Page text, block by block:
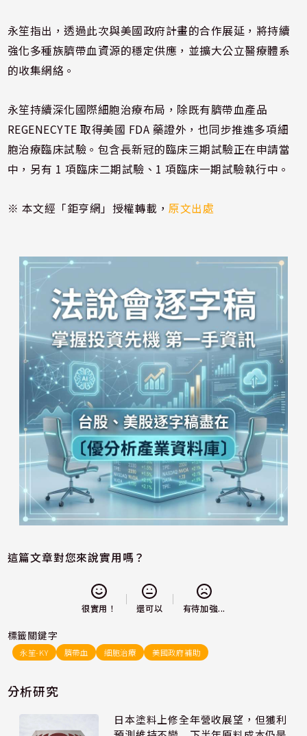
永笙指出，透過此次與美國政府計畫的合作展延，將持續
強化多種族臍帶血資源的穩定供應，並擴大公立醫療體系
的收集網絡。
永笙持續深化國際細胞治療布局，除既有臍帶血產品
REGENECYTE 取得美國 FDA 藥證外，也同步推進多項細
胞治療臨床試驗。包含長新冠的臨床三期試驗正在申請當
中，另有 1 項臨床二期試驗、1 項臨床一期試驗執行中。
※ 本文經「鉅亨網」授權轉載，原文出處
這篇文章對您來說實用嗎？
很實用！ 還可以 有待加強...
標籤關鍵字
永笙-KY 臍帶血 細胞治療 美國政府補助
分析研究
日本塗料上修全年營收展望，但獲利